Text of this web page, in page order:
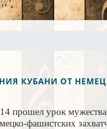
КУБАНИ ОТ
урок
фашистских